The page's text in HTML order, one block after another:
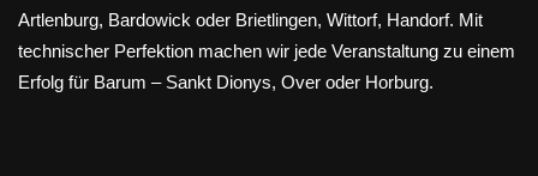
Artlenburg, Bardowick oder Brietlingen, Wittorf, Handorf. Mit
technischer Perfektion machen wir jede Veranstaltung zu einem
Erfolg für Barum – Sankt Dionys, Over oder Horburg.